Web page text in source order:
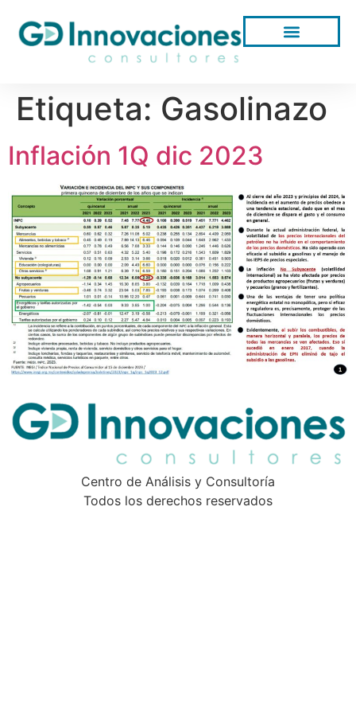
Etiqueta: Gasolinazo
Inflación 1Q dic 2023
Centro de Análisis y Consultoría
Todos los derechos reservados